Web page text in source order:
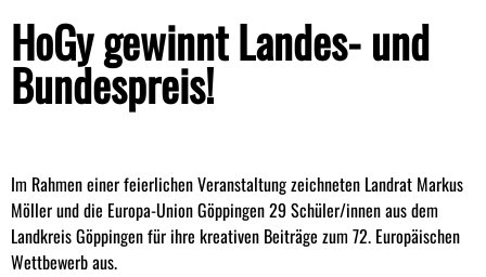
HoGy gewinnt Landes- und
Bundespreis!
Im Rahmen einer feierlichen Veranstaltung zeichneten Landrat Markus
Möller und die Europa-Union Göppingen 29 Schüler/innen aus dem
Landkreis Göppingen für ihre kreativen Beiträge zum 72. Europäischen
Wettbewerb aus.